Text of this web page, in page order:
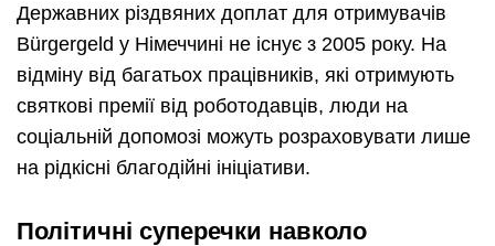
Державних різдвяних доплат для отримувачів
Bürgergeld у Німеччині не існує з 2005 року. На
відміну від багатьох працівників, які отримують
святкові премії від роботодавців, люди на
соціальній допомозі можуть розраховувати лише
на рідкісні благодійні ініціативи.
Політичні суперечки навколо